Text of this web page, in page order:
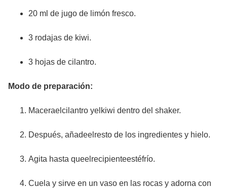
20 ml de jugo de limón fresco.
3 rodajas de kiwi.
3 hojas de cilantro.
Modo de preparación:
Maceraelcilantro yelkiwi dentro del shaker.
Después, añadeelresto de los ingredientes y hielo.
Agita hasta queelrecipienteestéfrío.
Cuela y sirve en un vaso en las rocas y adorna con